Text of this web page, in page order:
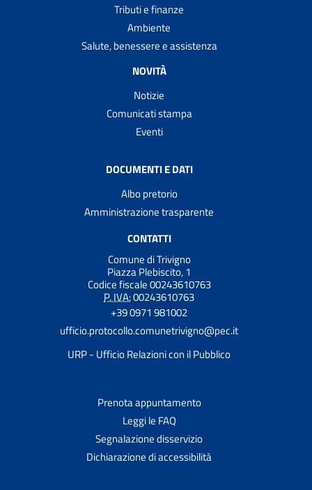
Tributi e finanze
Ambiente
Salute, benessere e assistenza
NOVITÀ
Notizie
Comunicati stampa
Eventi
DOCUMENTI E DATI
Albo pretorio
Amministrazione trasparente
CONTATTI
Comune di Trivigno
Piazza Plebiscito, 1
Codice fiscale 00243610763
P. IVA:00243610763
+39 0971 981002
ufficio.protocollo.comunetrivigno@pec.it
URP - Ufficio Relazioni con il Pubblico
Prenota appuntamento
Leggi le FAQ
Segnalazione disservizio
Dichiarazione di accessibilità